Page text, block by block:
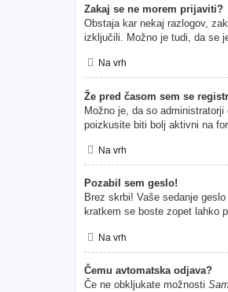
Zakaj se ne morem prijaviti?
Obstaja kar nekaj razlogov,
izključili. Možno je tudi, da se
Na vrh
Že pred časom sem se
Možno je, da so
poizkusite biti bolj aktivni na
Na vrh
Pozabil sem geslo!
Brez skrbi! Vaše sedanje
kratkem se boste zopet lahko
Na vrh
Čemu avtomatska odjava?
Če ne obkljukate možnosti